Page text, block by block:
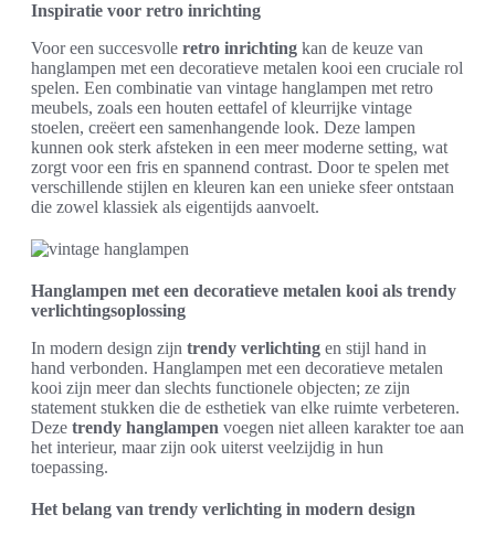
Inspiratie voor retro inrichting
Voor een succesvolle retro inrichting kan de keuze van
hanglampen met een decoratieve metalen kooi een cruciale rol
spelen. Een combinatie van vintage hanglampen met retro
meubels, zoals een houten eettafel of kleurrijke vintage
stoelen, creëert een samenhangende look. Deze lampen
kunnen ook sterk afsteken in een meer moderne setting, wat
zorgt voor een fris en spannend contrast. Door te spelen met
verschillende stijlen en kleuren kan een unieke sfeer ontstaan
die zowel klassiek als eigentijds aanvoelt.
Hanglampen met een decoratieve metalen kooi als trendy
verlichtingsoplossing
In modern design zijn trendy verlichting en stijl hand in
hand verbonden. Hanglampen met een decoratieve metalen
kooi zijn meer dan slechts functionele objecten; ze zijn
statement stukken die de esthetiek van elke ruimte verbeteren.
Deze trendy hanglampen voegen niet alleen karakter toe aan
het interieur, maar zijn ook uiterst veelzijdig in hun
toepassing.
Het belang van trendy verlichting in modern design